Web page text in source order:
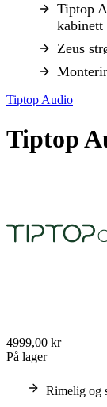
Tiptop
kabinett
Zeus
Tiptop Audio
Tiptop
4999,00 kr
På lager
Rimelig og